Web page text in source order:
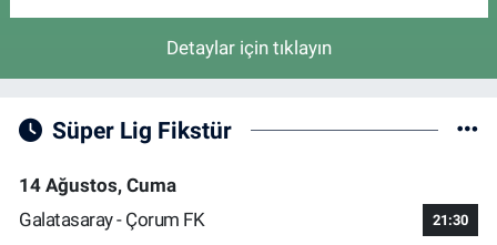
Detaylar için tıklayın
Süper Lig Fikstür
14 Ağustos, Cuma
Galatasaray - Çorum FK
21:30